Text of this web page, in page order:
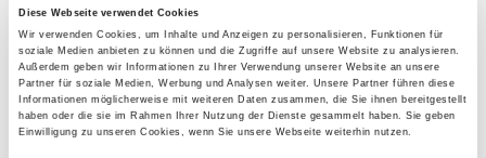
Diese Webseite verwendet Cookies
Wir verwenden Cookies, um Inhalte und Anzeigen zu personalisieren, Funktionen für
soziale Medien anbieten zu können und die Zugriffe auf unsere Website zu analysieren.
Außerdem geben wir Informationen zu Ihrer Verwendung unserer Website an unsere
Partner für soziale Medien, Werbung und Analysen weiter. Unsere Partner führen diese
Informationen möglicherweise mit weiteren Daten zusammen, die Sie ihnen bereitgestellt
haben oder die sie im Rahmen Ihrer Nutzung der Dienste gesammelt haben. Sie geben
Einwilligung zu unseren Cookies, wenn Sie unsere Webseite weiterhin nutzen.
2211
Information about the local group
Contact: